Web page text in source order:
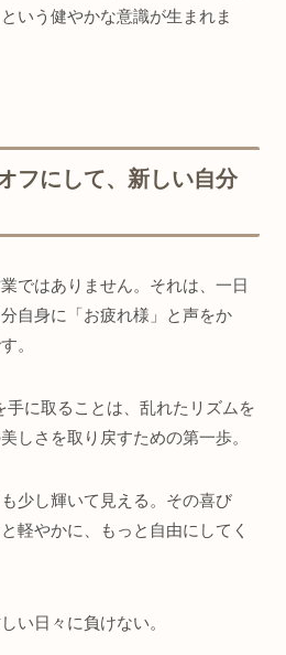
いう健やかな意識が生まれま
フにして、新しい自分
ではありません。それは、一日
自身に「お疲れ様」と声をか
。
手に取ることは、乱れたリズムを
しさを取り戻すための第一歩。
少し輝いて見える。その喜び
軽やかに、もっと自由にしてく
い日々に負けない。